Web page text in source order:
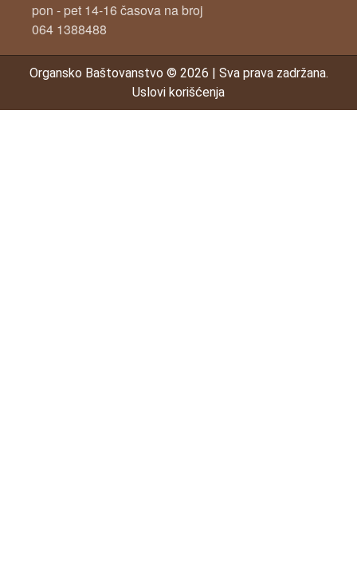
pon - pet 14-16 časova na broj
064 1388488
Organsko Baštovanstvo © 2026 | Sva prava zadržana.
Uslovi korišćenja